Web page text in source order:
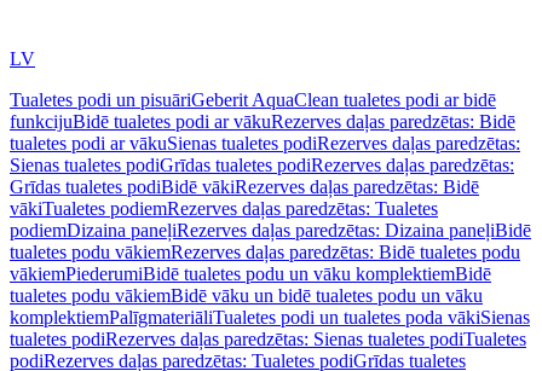
LV
Tualetes podi un pisuāriGeberit AquaClean tualetes podi ar bidē
funkcijuBidē tualetes podi ar vākuRezerves daļas paredzētas: Bidē
tualetes podi ar vākuSienas tualetes podiRezerves daļas paredzētas:
Sienas tualetes podiGrīdas tualetes podiRezerves daļas paredzētas:
Grīdas tualetes podiBidē vākiRezerves daļas paredzētas: Bidē
vākiTualetes podiemRezerves daļas paredzētas: Tualetes
podiemDizaina paneļiRezerves daļas paredzētas: Dizaina paneļiBidē
tualetes podu vākiemRezerves daļas paredzētas: Bidē tualetes podu
vākiemPiederumiBidē tualetes podu un vāku komplektiemBidē
tualetes podu vākiemBidē vāku un bidē tualetes podu un vāku
komplektiemPalīgmateriāliTualetes podi un tualetes poda vākiSienas
tualetes podiRezerves daļas paredzētas: Sienas tualetes podiTualetes
podiRezerves daļas paredzētas: Tualetes podiGrīdas tualetes